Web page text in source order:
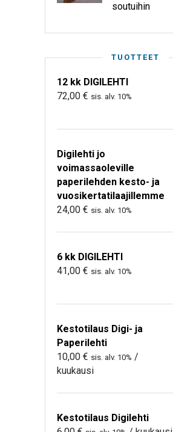
soutuihin
TUOTTEET
12 kk DIGILEHTI
72,00 € sis. alv. 10%
Digilehti jo
voimassaoleville
paperilehden kesto- ja
vuosikertatilaajillemme
24,00 € sis. alv. 10%
6 kk DIGILEHTI
41,00 € sis. alv. 10%
Kestotilaus Digi- ja
Paperilehti
10,00 € sis. alv. 10% /
kuukausi
Kestotilaus Digilehti